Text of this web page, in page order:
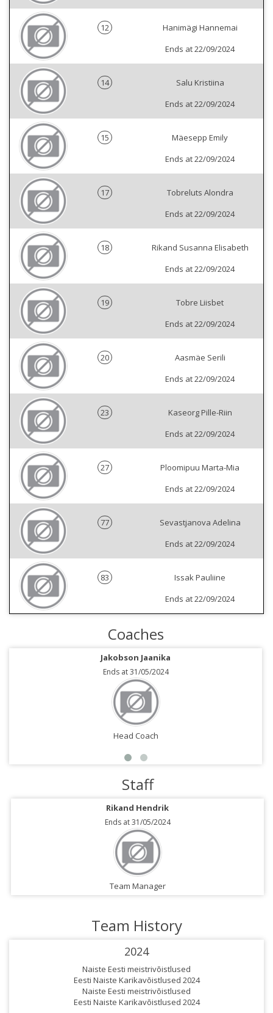
12
Hanimägi Hannemai
Ends at 22/09/2024
14
Salu Kristiina
Ends at 22/09/2024
15
Mäesepp Emily
Ends at 22/09/2024
17
Tobreluts Alondra
Ends at 22/09/2024
18
Rikand Susanna Elisabeth
Ends at 22/09/2024
19
Tobre Liisbet
Ends at 22/09/2024
20
Aasmäe Serili
Ends at 22/09/2024
23
Kaseorg Pille-Riin
Ends at 22/09/2024
27
Ploomipuu Marta-Mia
Ends at 22/09/2024
77
Sevastjanova Adelina
Ends at 22/09/2024
83
Issak Pauliine
Ends at 22/09/2024
Coaches
Jakobson Jaanika
Ends at 31/05/2024
Head Coach
Staff
Rikand Hendrik
Ends at 31/05/2024
Team Manager
Team History
2024
Naiste Eesti meistrivõistlused
Eesti Naiste Karikavõistlused 2024
Naiste Eesti meistrivõistlused
Eesti Naiste Karikavõistlused 2024